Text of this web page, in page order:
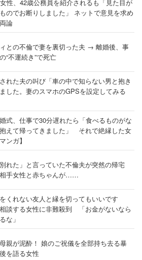
性、42歳公務員を紹介されるも「見た目が
のでお断りしました」 ネットで意見を求め
論
との不倫で妻を裏切った夫 → 離婚後、事
“不運続き”で死亡
れた夫の叫び「車の中で知らない男と抱き
した。妻のスマホのGPSを設定してみる
式、仕事で30分遅れたら「食べるものがな
えて帰ってきました」 それで絶縁した女
ンガ】
別れた」と言っていた不倫夫が突然の帰宅
手女性と赤ちゃんが……
をくれない友人と縁を切ってもいいです
談する女性に非難殺到 「お金がないなら
な」
親が泥酔！ 娘のご祝儀を全部持ち去る暴
を語る女性